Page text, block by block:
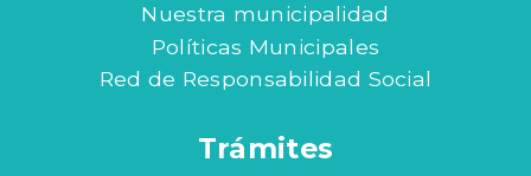
Nuestra municipalidad
Políticas Municipales
Red de Responsabilidad Social
Trámites